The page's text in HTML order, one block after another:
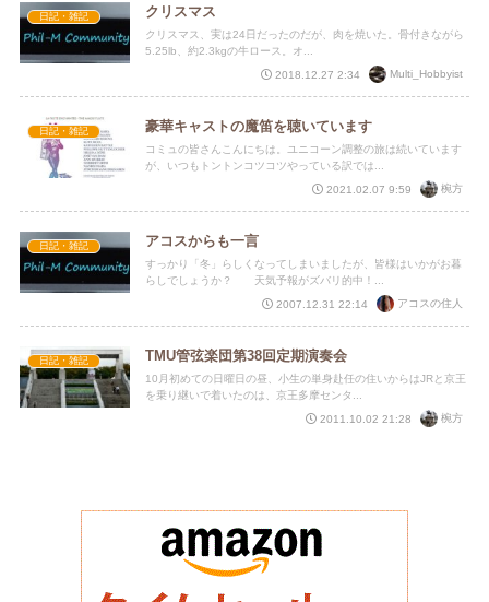
日記・雑記 クリスマス
クリスマス、実は24日だったのだが、肉を焼いた。骨付きながら
5.25lb、約2.3kgの牛ロース。オ...
2018.12.27 2:34
Multi_Hobbyist
日記・雑記 豪華キャストの魔笛を聴いています
コミュの皆さんこんにちは。ユニコーン調整の旅は続いています
が、いつもトントンコツコツやっている訳では...
2021.02.07 9:59
椀方
日記・雑記 アコスからも一言
すっかり「冬」らしくなってしまいましたが、皆様はいかがお暮
らしでしょうか？ 天気予報がズバリ的中！...
2007.12.31 22:14
アコスの住人
日記・雑記 TMU管弦楽団第38回定期演奏会
10月初めての日曜日の昼、小生の単身赴任の住いからはJRと京王
を乗り継いで着いたのは、京王多摩センタ...
2011.10.02 21:28
椀方